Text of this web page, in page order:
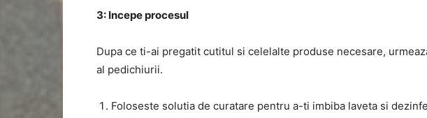
3: Incepe procesul
Dupa ce ti-ai pregatit cutitul si celelalte produse necesare,
al pedichiurii.
Foloseste solutia de curatare pentru a-ti imbiba laveta si